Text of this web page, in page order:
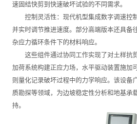
速固结快剪到快速破坏试验的不同需求。
控制灵活性：现代机型集成数字调速控
并实时调节推进速度。部分高端版本还具备
杂应力循环条件下的材料响应。
这些组件通过协同工作实现了对土样抗
加荷系统构建正应力场，水平驱动装置施加
则量化记录破坏过程中的力学响应。该设备
质勘探等领域，为边坡稳定性分析和地基承
持。